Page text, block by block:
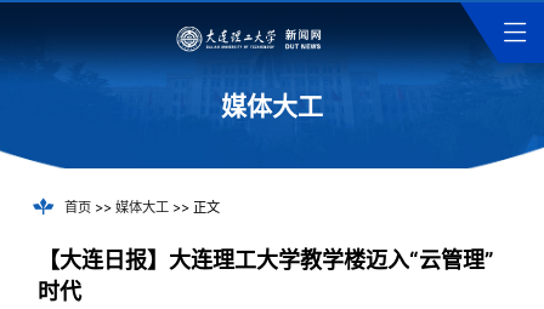
媒体大工
首页>> 媒体大工>> 正文
【大连日报】大连理工大学教学楼迈入“云管理”
时代